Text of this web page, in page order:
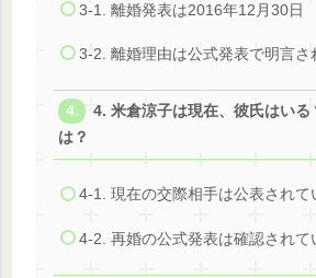
3-1. 離婚発表は2016年12月30日
3-2. 離婚理由は公式発表で明言さ
4. 米倉涼子は現在、彼氏はいる
は？
4-1. 現在の交際相手は公表されて
4-2. 再婚の公式発表は確認されて